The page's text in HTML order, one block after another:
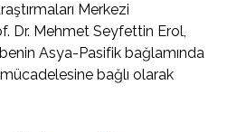
Merkezi
Dr. Mehmet Seyfettin Erol,
Asya-Pasifik bağlamında
bağlı olarak